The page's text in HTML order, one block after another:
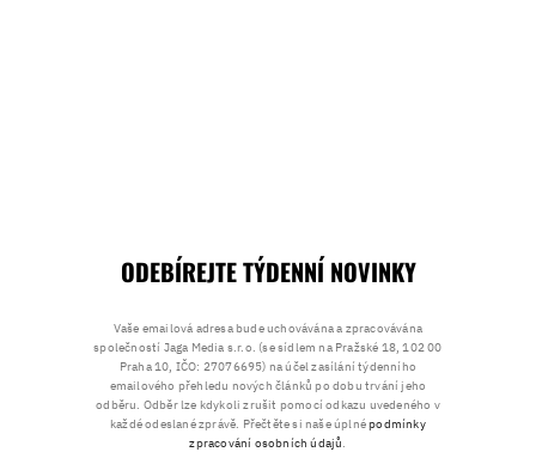
ODEBÍREJTE TÝDENNÍ NOVINKY
Vaše emailová adresa bude uchovávána a zpracovávána
společností Jaga Media s.r.o. (se sídlem na Pražské 18, 102 00
Praha 10, IČO: 27076695) na účel zasílání týdenního
emailového přehledu nových článků po dobu trvání jeho
odběru. Odběr lze kdykoli zrušit pomocí odkazu uvedeného v
každé odeslané zprávě. Přečtěte si naše úplnépodmínky
zpracování osobních údajů.